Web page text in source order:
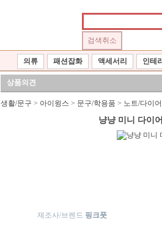
의류 패션잡화 액세서리 인테
상품의견
생활/문구 > 아이윙스 > 문구/학용품 > 노트/다이
냥냥 미니 다이
제조사/브렌드 핑크풋